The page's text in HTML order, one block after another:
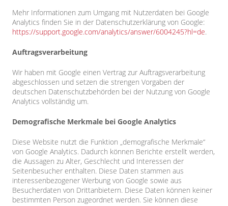
Mehr Informationen zum Umgang mit Nutzerdaten bei Google
Analytics finden Sie in der Datenschutzerklärung von Google:
https://support.google.com/analytics/answer/6004245?hl=de.
Auftragsverarbeitung
Wir haben mit Google einen Vertrag zur Auftragsverarbeitung
abgeschlossen und setzen die strengen Vorgaben der
deutschen Datenschutzbehörden bei der Nutzung von Google
Analytics vollständig um.
Demografische Merkmale bei Google Analytics
Diese Website nutzt die Funktion „demografische Merkmale“
von Google Analytics. Dadurch können Berichte erstellt werden,
die Aussagen zu Alter, Geschlecht und Interessen der
Seitenbesucher enthalten. Diese Daten stammen aus
interessenbezogener Werbung von Google sowie aus
Besucherdaten von Drittanbietern. Diese Daten können keiner
bestimmten Person zugeordnet werden. Sie können diese